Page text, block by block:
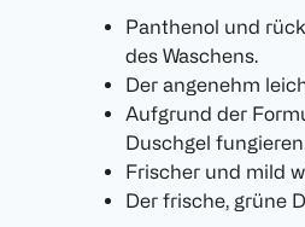
Panthenol und
des Waschens.
Der angenehm
Aufgrund der
Duschgel
Frischer und mild
Der frische, grüne